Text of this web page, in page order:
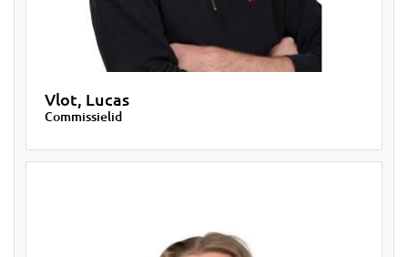
Vlot, Lucas
Commissielid